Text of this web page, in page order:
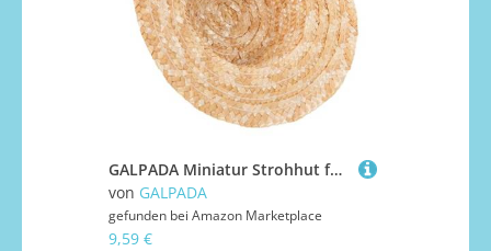
GALPADA Miniatur Strohhut für Puppen Handgefertigter Kleiner Runder Topf aus Gewebtem Weizenstroh Hautfreundlich Langlebig Dekoratives Mini Hut Modell für DIY Bastelbedarf
von GALPADA
gefunden bei Amazon Marketplace
9,59 €